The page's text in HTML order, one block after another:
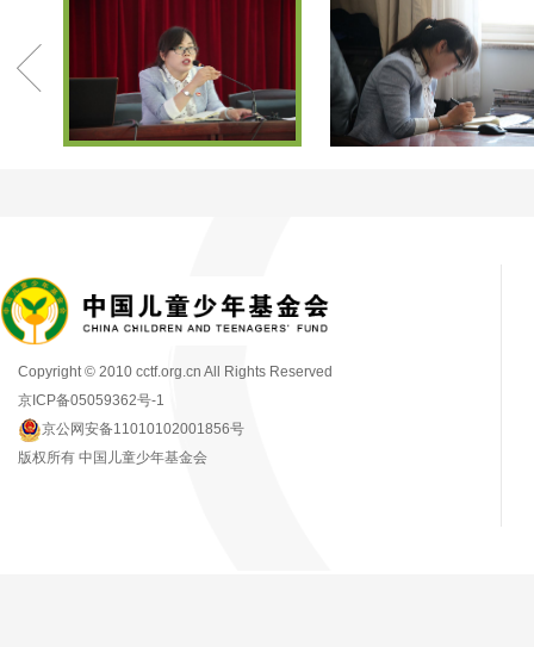
Copyright © 2010 cctf.org.cn All Rights Reserved
京ICP备05059362号-1
京公网安备11010102001856号
版权所有 中国儿童少年基金会